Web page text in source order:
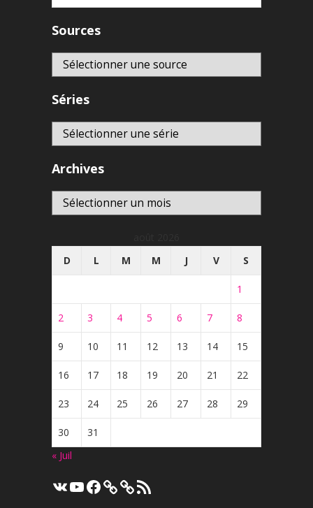
Sources
Séries
Archives
Archives
D
L M M J V S
1
2 3 4 5 6 7 8
9 10 11 12 13 14 15
16 17 18 19 20 21 22
23 24 25 26 27 28 29
30
31
« Juil
VK YouTube
Facebook Flux
RSS